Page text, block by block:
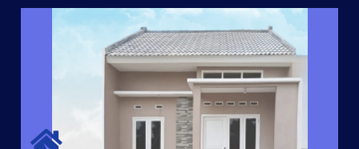
MUTIARA KOPEN
Hunian nyaman dengan suasana pedesaan. 10 menit dari pusat
kota, 2 menit dari Ring Road